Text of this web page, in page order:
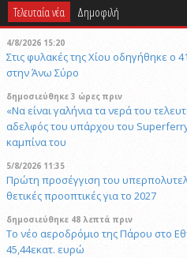
Τελευταία νέα Δημοφιλή
4/8/2026 15:20
Στις φυλακές της Χίου οδηγήθηκε ο
στην Άνω Σύρο
δημοσιεύθηκε 3 ώρες πριν
«Να είναι γαλήνια τα νερά του
αδελφός του υπάρχου του
καμπίνα του
5/8/2026 11:35
Πρώτη προσέγγιση του
θετικές προοπτικές για το 2027
δημοσιεύθηκε 48 λεπτά πριν
Το νέο αεροδρόμιο της Πάρου στο
45,44εκατ. ευρώ